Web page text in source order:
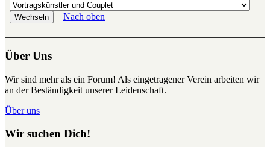
Nach oben
Über Uns
Wir sind mehr als ein Forum! Als eingetragener Verein arbeiten wir
an der Beständigkeit unserer Leidenschaft.
Über uns
Wir suchen Dich!